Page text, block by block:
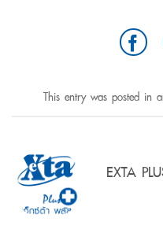
This entry was posted in
EXTA